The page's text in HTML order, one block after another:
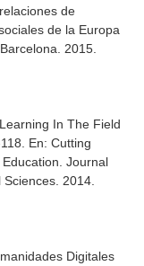
de
de la Europa
2015.
In The Field
En: Cutting
. Journal
2014.
Digitales